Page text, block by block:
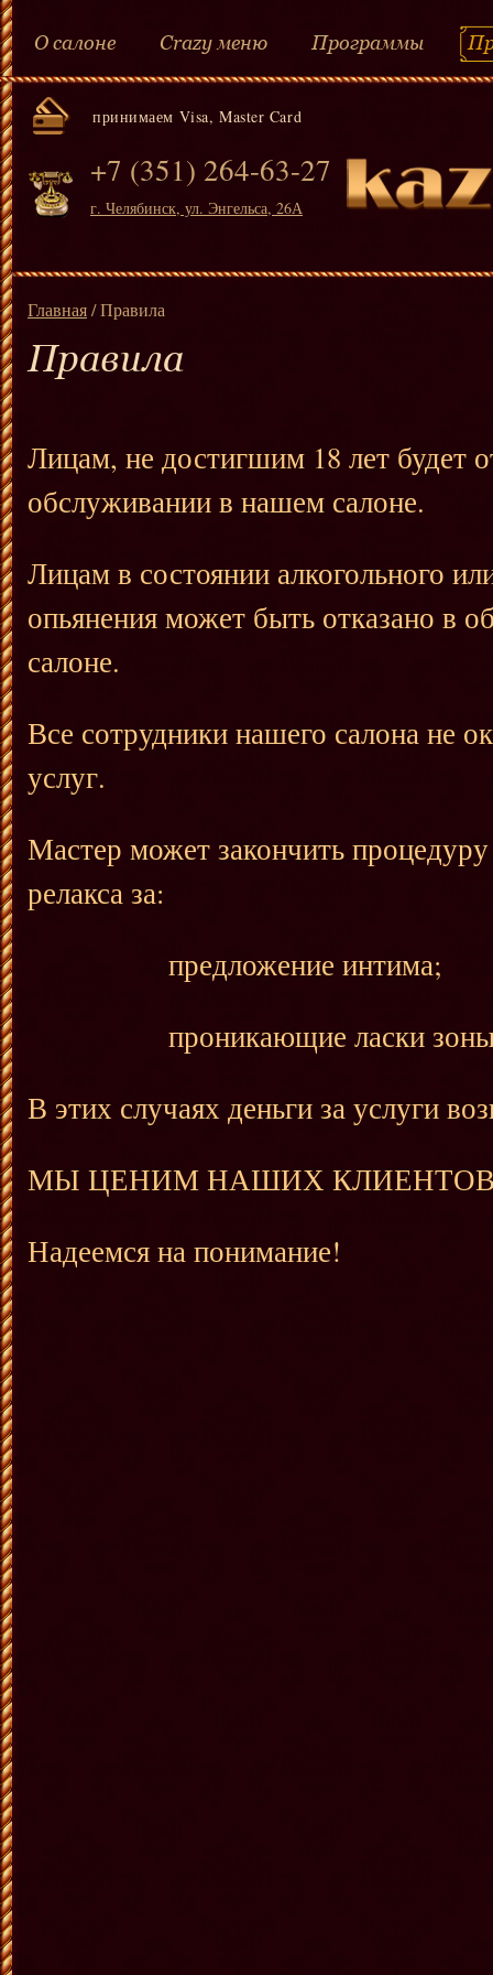
О салоне Crazy меню Программы
принимаем Visa, Master Card
+7 (351) 264-63-27
г. Челябинск, ул. Энгельса, 26А
Главная/ Правила
Правила
Лицам, не достигшим 18 лет будет
обслуживании в нашем салоне.
Лицам в состоянии алкогольного
опьянения может быть отказано в
салоне.
Все сотрудники нашего салона не
услуг.
Мастер может закончить процедуру
релакса за:
предложение интима;
проникающие ласки зоны
В этих случаях деньги за услуги
МЫ ЦЕНИМ НАШИХ
Надеемся на понимание!